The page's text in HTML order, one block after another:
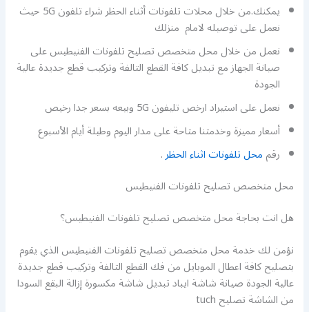
يمكنك.من خلال محلات تلفونات أثناء الحظر شراء تلفون 5G حيث
نعمل على توصيله لامام منزلك
نعمل من خلال محل متخصص تصليح تلفونات الفنيطيس على
صيانة الجهاز مع تبديل كافة القطع التالفة وتركيب قطع جديدة عالية
الجودة
نعمل على استيراد ارخص تليفون 5G وبيعه بسعر جدا رخيص
أسعار مميزة وخدمتنا متاحة على مدار اليوم وطيلة أيام الأسبوع
رقممحل تلفونات اثناء الحظر.
محل متخصص تصليح تلفونات الفنيطيس
هل انت بحاجة محل متخصص تصليح تلفونات الفنيطيس؟
نؤمن لك خدمة محل متخصص تصليح تلفونات الفنيطيس الذي يقوم
بتصليح كافة اعطال الموبايل من فك القطع التالفة وتركيب قطع جديدة
عالية الجودة صيانة شاشة ايباد تبديل شاشة مكسورة إزالة البقع السودا
من الشاشة تصليح tuch